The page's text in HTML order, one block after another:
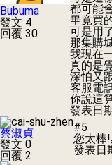
Bubuma
發文 4
回覆 30
都可能
畢竟買
可是用
那集購
我現在
真的是
深怕又
客服電
你說這
發表日
蔡淑貞
發文 0
回覆 2
#5
您太棒
發表日